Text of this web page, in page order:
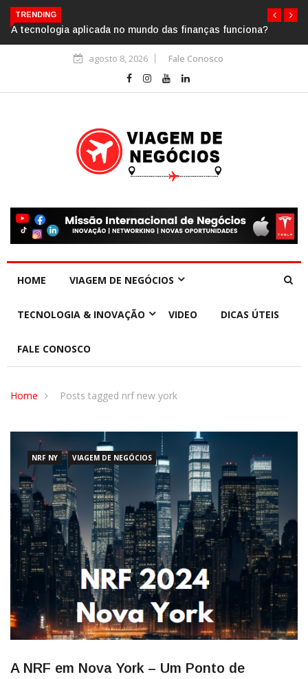
TRENDING
A tecnologia aplicada no mundo das finanças funciona?
agosto 8, 2026 Fale Conosco
HOME VIAGEM DE NEGÓCIOS
TECNOLOGIA & INOVAÇÃO VIDEO DICAS ÚTEIS
FALE CONOSCO
Home Posts tagged nrf new york
NRF NY VIAGEM DE NEGÓCIOS
A NRF em Nova York – Um Ponto de